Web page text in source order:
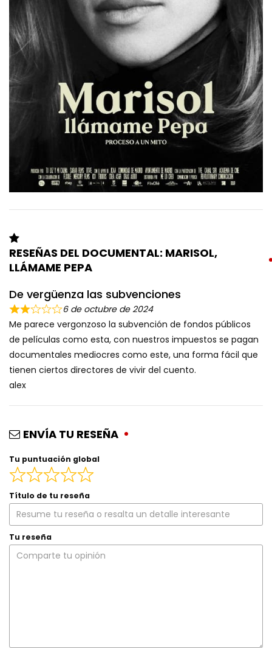
RESEÑAS DEL DOCUMENTAL: MARISOL,
LLÁMAME PEPA
De vergüenza las subvenciones
6 de octubre de 2024
Me parece vergonzoso la subvención de fondos públicos
de películas como esta, con nuestros impuestos se pagan
documentales mediocres como este, una forma fácil que
tienen ciertos directores de vivir del cuento.
alex
ENVÍA TU RESEÑA
Tu puntuación global
Título de tu reseña
Tu reseña